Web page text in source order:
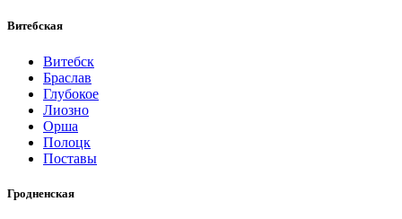
Витебская
Витебск
Браслав
Глубокое
Лиозно
Орша
Полоцк
Поставы
Гродненская